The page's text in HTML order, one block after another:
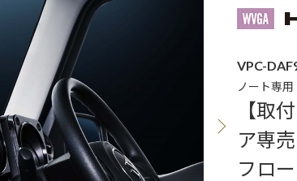
ノート専用
VPC-
【取
ア専
フロ